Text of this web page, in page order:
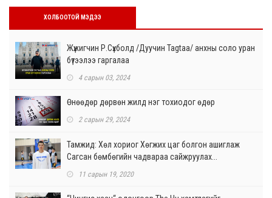
ХОЛБООТОЙ МЭДЭЭ
Жүжигчин Р.Сүхболд /Дуучин Tagtaa/ анхны соло уран
бүтээлээ гаргалаа
4 сарын 03, 2024
Өнөөдөр дөрвөн жилд нэг тохиодог өдөр
2 сарын 29, 2024
Тамжид: Хөл хориог Хөгжих цаг болгон ашиглаж
Сагсан бөмбөгийн чадвараа сайжруулах...
11 сарын 19, 2020